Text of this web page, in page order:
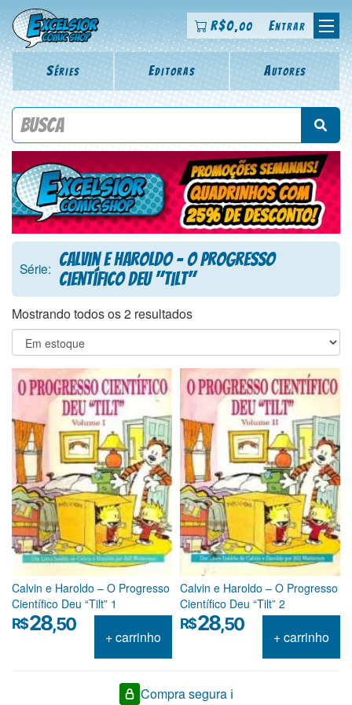
R$0,00 Entrar
Séries Editoras Autores
Procure por título da revista, personagem, série, escritor,
Série: Calvin e Haroldo - O Progresso
Científico Deu "Tilt"
Mostrando todos os 2 resultados
Calvin e Haroldo – O Progresso
Científico Deu “Tilt” 1
R$28,50
+ carrinho
Calvin e Haroldo – O Progresso
Científico Deu “Tilt” 2
R$28,50
+ carrinho
Compra segura ℹ️